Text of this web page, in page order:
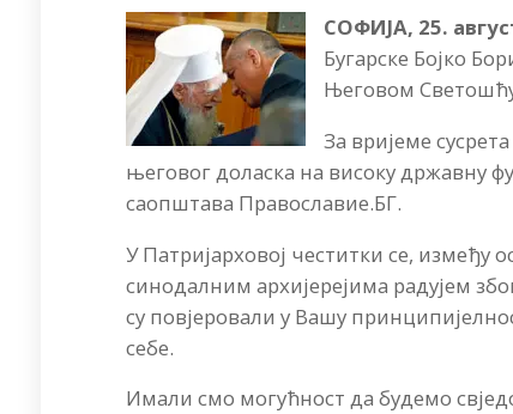
СОФИЈА, 25.
Бугарске Бојко
Његовом
За вријеме
његовог доласка на високу државну
саопштава Православие.БГ.
У Патријарховој честитки се, између
синодалним архијерејима радујем
су повјеровали у Вашу
себе.
Имали смо могућност да будемо